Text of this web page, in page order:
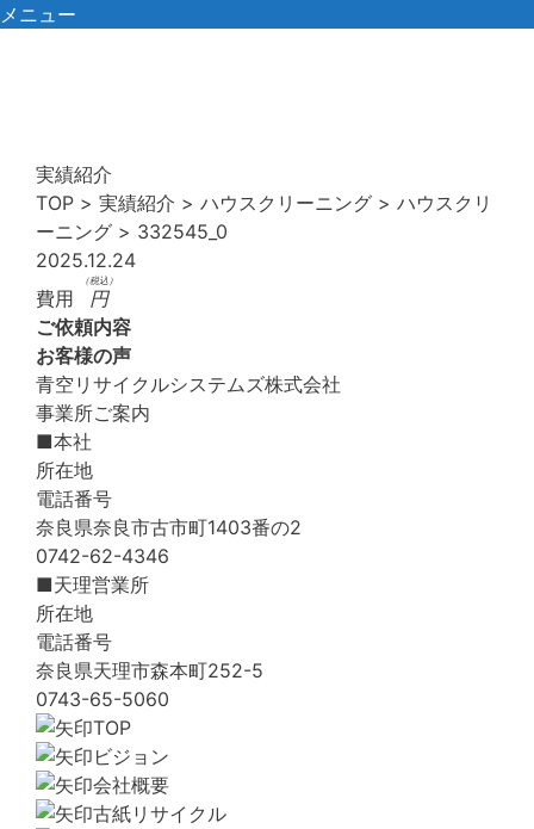
コ
メニュー
実績紹介
TOP > 実績紹介 > ハウスクリーニング > ハウスクリ
ーニング > 332545_0
2025.12.24
費用
円
（税込）
ご依頼内容
お客様の声
青空リサイクルシステムズ株式会社
事業所ご案内
■本社
所在地
電話番号
奈良県奈良市古市町1403番の2
0742-62-4346
■天理営業所
所在地
電話番号
奈良県天理市森本町252-5
0743-65-5060
TOP
ビジョン
会社概要
古紙リサイクル